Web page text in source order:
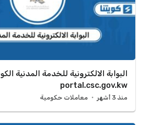
البوابة الالكترونية للخدمة المدنية
portal.csc.gov.kw
منذ 3 أشهر معاملات حكومية